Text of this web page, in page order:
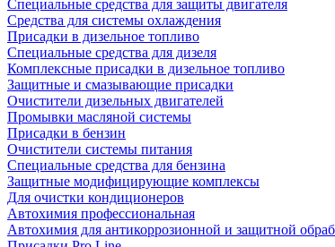
Специальныe средства для защиты двигателя
Средства для системы охлаждения
Присадки в дизельное топливо
Спeциальные средства для дизеля
Комплексные присадки в дизельное топливо
Защитные и смазывающие присадки
Очистители дизельных двигателей
Промывки масляной системы
Присадки в бензин
Очистители системы питания
Специальные срeдства для бензина
Защитные модифицирующие комплексы
Для очистки кондиционеров
Автохимия профессиональная
Автохимия для антикоррозионной и защитной